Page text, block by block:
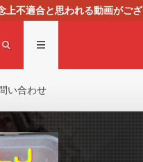
上不適合と思われる動画がござ
い合わせ